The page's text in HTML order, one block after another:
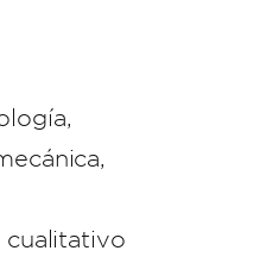
cualitativo